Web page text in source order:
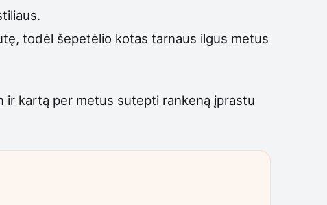
todėl šepetėlio kotas tarnaus ilgus metus
ir kartą per metus sutepti rankeną įprastu